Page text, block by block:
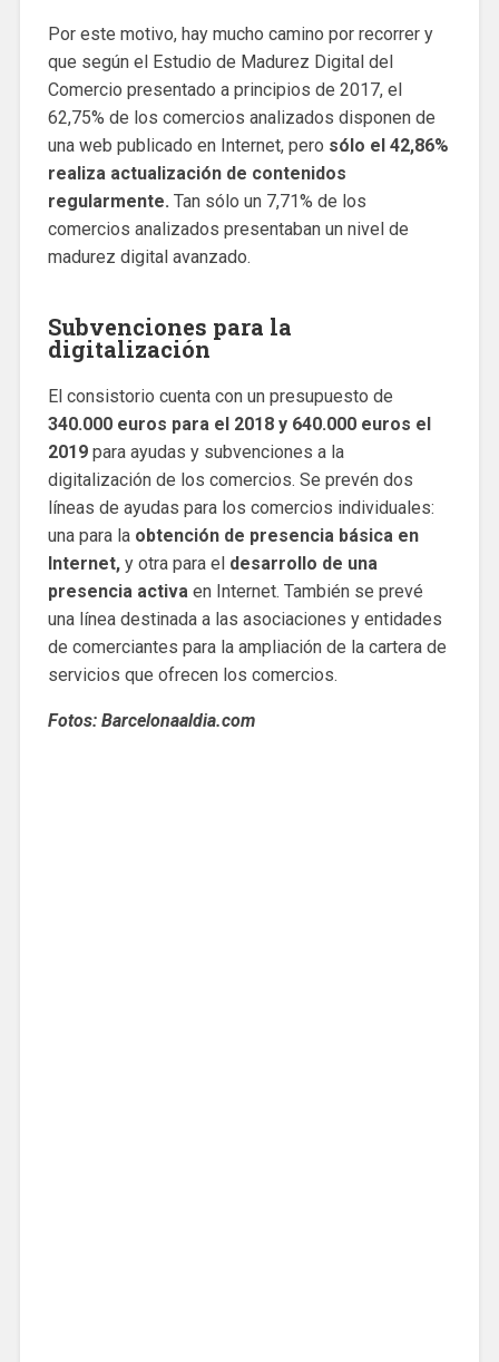
Por este motivo, hay mucho camino por recorrer y
que según el Estudio de Madurez Digital del
Comercio presentado a principios de 2017, el
62,75% de los comercios analizados disponen de
una web publicado en Internet, pero sólo el 42,86%
realiza actualización de contenidos
regularmente. Tan sólo un 7,71% de los
comercios analizados presentaban un nivel de
madurez digital avanzado.
Subvenciones para la
digitalización
El consistorio cuenta con un presupuesto de
340.000 euros para el 2018 y 640.000 euros el
2019 para ayudas y subvenciones a la
digitalización de los comercios. Se prevén dos
líneas de ayudas para los comercios individuales:
una para la obtención de presencia básica en
Internet,y otra para el desarrollo de una
presencia activaen Internet. También se prevé
una línea destinada a las asociaciones y entidades
de comerciantes para la ampliación de la cartera de
servicios que ofrecen los comercios.
Fotos: Barcelonaaldia.com